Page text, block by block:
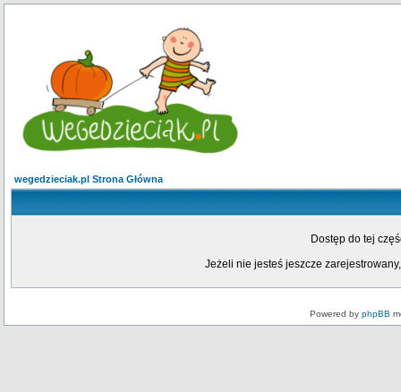
wegedzieciak.pl Strona Główna
Dostęp do tej
Jeżeli nie jesteś jeszcze
Powered by phpBB